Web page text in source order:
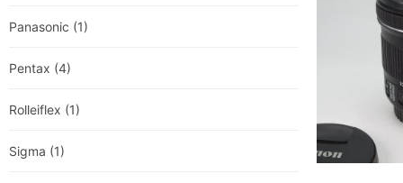
Panasonic (1)
Pentax (4)
Rolleiflex (1)
Sigma (1)